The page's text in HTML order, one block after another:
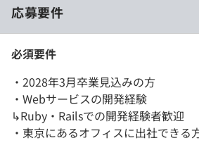
応募要件
必須要件
・2028年3月卒業見込みの方
・Webサービスの開発経験
↳Ruby・Railsでの開発経験者歓迎
・東京にあるオフィスに出社できる